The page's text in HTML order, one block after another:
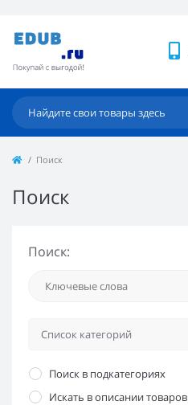
Поиск
Поиск
Поиск:
Поиск в подкатегориях
Искать в описании товаров